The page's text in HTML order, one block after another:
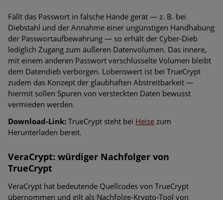
Fällt das Passwort in falsche Hände gerät — z. B. bei
Diebstahl und der Annahme einer ungünstigen Handhabung
der Passwortaufbewahrung — so erhält der Cyber-Dieb
lediglich Zugang zum äußeren Datenvolumen. Das innere,
mit einem anderen Passwort verschlüsselte Volumen bleibt
dem Datendieb verborgen. Lobenswert ist bei TrueCrypt
zudem das Konzept der glaubhaften Abstreitbarkeit —
hiermit sollen Spuren von versteckten Daten bewusst
vermieden werden.
Download-Link: TrueCrypt steht bei Heise zum
Herunterladen bereit.
VeraCrypt: würdiger Nachfolger von
TrueCrypt
VeraCrypt hat bedeutende Quellcodes von TrueCrypt
übernommen und gilt als Nachfolge-Krypto-Tool von